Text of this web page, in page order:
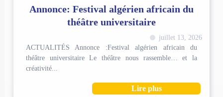
Annonce: Festival algérien africain du
théâtre universitaire
juillet 13, 2026
ACTUALITÉS Annonce :Festival algérien africain du
théâtre universitaire Le théâtre nous rassemble… et la
créativité...
Lire plus